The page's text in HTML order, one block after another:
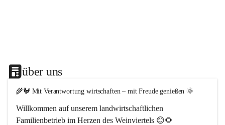
über uns
🌾🐓 Mit Verantwortung wirtschaften – mit Freude genießen 🌞
Willkommen auf unserem landwirtschaftlichen
Familienbetrieb im Herzen des Weinviertels 😊🌻